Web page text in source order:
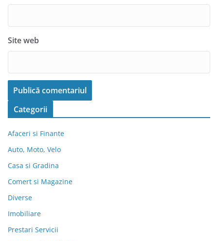
Site web
Categorii
Afaceri si Finante
Auto, Moto, Velo
Casa si Gradina
Comert si Magazine
Diverse
Imobiliare
Prestari Servicii